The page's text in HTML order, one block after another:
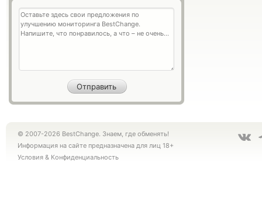
© 2007-2026 BestChange. Знаем, где обменять!
Информация на сайте предназначена для лиц 18+
Условия & Конфиденциальность